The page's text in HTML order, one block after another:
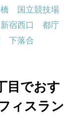
国立競技場
新宿西口
都庁
下落合
目でおす
ィスラン